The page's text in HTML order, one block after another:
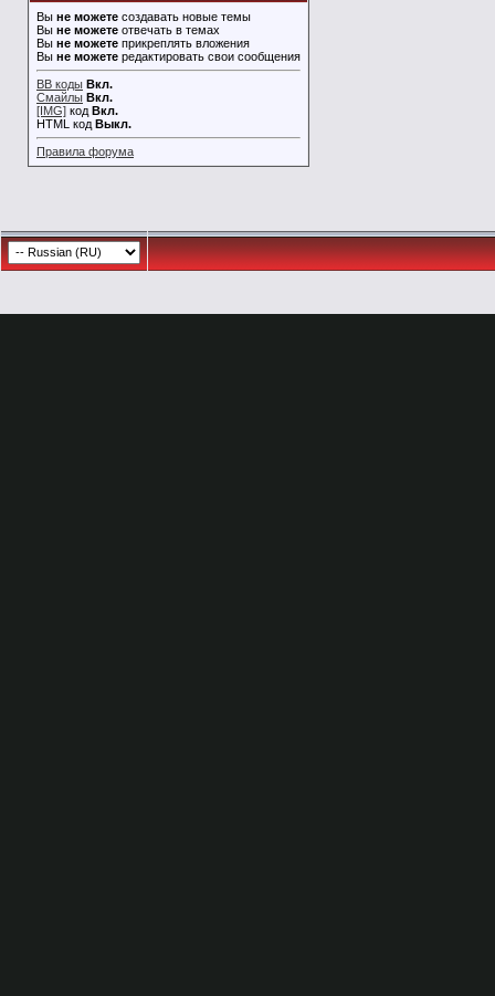
Вы не можете создавать новые темы
Вы не можете отвечать в темах
Вы не можете прикреплять вложения
Вы не можете редактировать свои сообщения
BB коды Вкл.
Смайлы Вкл.
[IMG] код Вкл.
HTML код Выкл.
Правила форума